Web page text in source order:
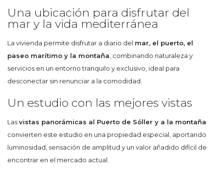
Una ubicación para disfrutar del
mar y la vida mediterránea
La vivienda permite disfrutar a diario del mar, el puerto, el
paseo marítimo y la montaña, combinando naturaleza y
servicios en un entorno tranquilo y exclusivo, ideal para
desconectar sin renunciar a la comodidad.
Un estudio con las mejores vistas
Lasvistas panorámicas al Puerto de Sóller y a la montaña
convierten este estudio en una propiedad especial, aportando
luminosidad, sensación de amplitud y un valor añadido difícil de
encontrar en el mercado actual.